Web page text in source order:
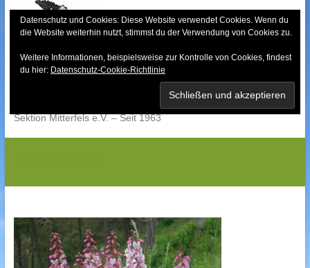
content
Bayerischer Wald-
Sektion Mitterfels e.V. – Seit 1963
Datenschutz und Cookies: Diese Website verwendet Cookies. Wenn du
die Website weiterhin nutzt, stimmst du der Verwendung von Cookies zu.
Weitere Informationen, beispielsweise zur Kontrolle von Cookies, findest
du hier: Datenschutz-Cookie-Richtlinie